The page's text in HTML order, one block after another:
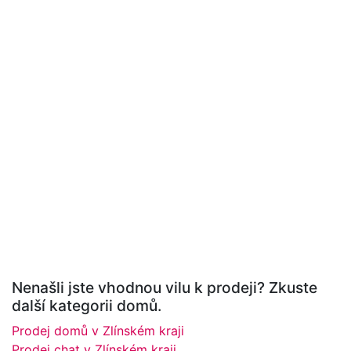
Nenašli jste vhodnou vilu k prodeji? Zkuste
další kategorii domů.
Prodej domů v Zlínském kraji